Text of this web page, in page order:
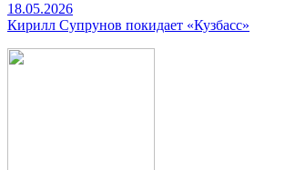
18.05.2026
Кирилл Супрунов покидает «Кузбасс»